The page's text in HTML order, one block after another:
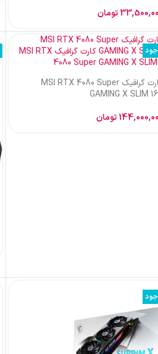
تومان
کارت گرافیک MSI RTX 4080 Super
GAMING X SLIM
تومان